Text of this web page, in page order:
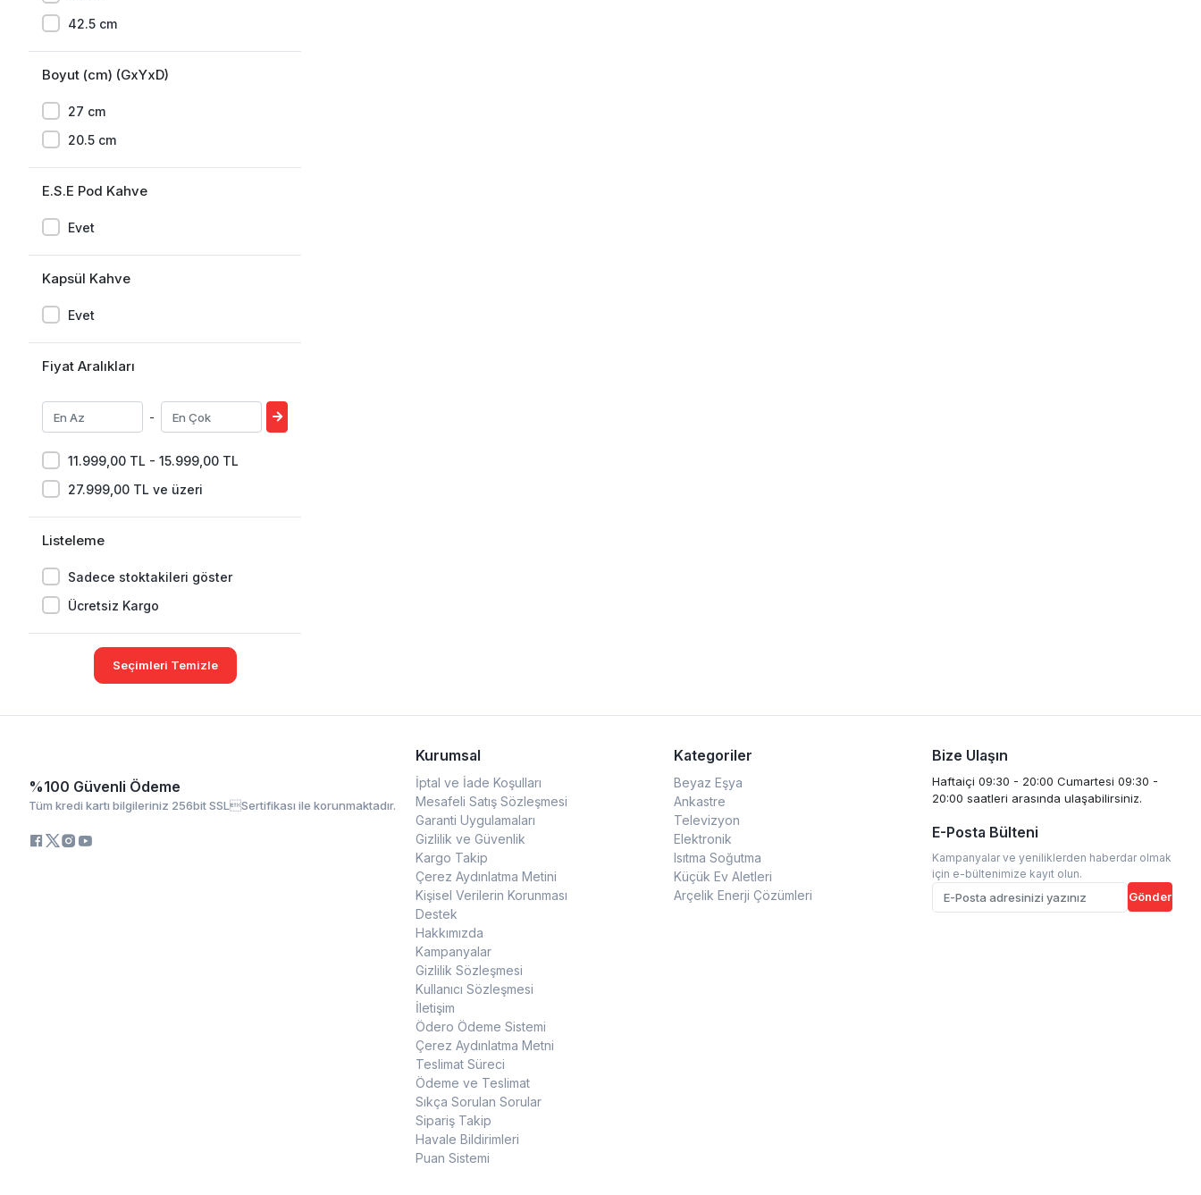
42.5 cm
Boyut (cm) (GxYxD)
27 cm
20.5 cm
E.S.E Pod Kahve
Evet
Kapsül Kahve
Evet
Fiyat Aralıkları
-
11.999,00 TL - 15.999,00 TL
27.999,00 TL ve üzeri
Listeleme
Sadece stoktakileri göster
Ücretsiz Kargo
Seçimleri Temizle
%100 Güvenli Ödeme
Tüm kredi kartı bilgileriniz 256bit SSLSertifikası ile korunmaktadır.
Kurumsal
İptal ve İade Koşulları
Mesafeli Satış Sözleşmesi
Garanti Uygulamaları
Gizlilik ve Güvenlik
Kargo Takip
Çerez Aydınlatma Metini
Kişisel Verilerin Korunması
Destek
Hakkımızda
Kampanyalar
Gizlilik Sözleşmesi
Kullanıcı Sözleşmesi
İletişim
Ödero Ödeme Sistemi
Çerez Aydınlatma Metni
Teslimat Süreci
Ödeme ve Teslimat
Sıkça Sorulan Sorular
Sipariş Takip
Havale Bildirimleri
Puan Sistemi
Kategoriler
Beyaz Eşya
Ankastre
Televizyon
Elektronik
Isıtma Soğutma
Küçük Ev Aletleri
Arçelik Enerji Çözümleri
Bize Ulaşın
Haftaiçi 09:30 - 20:00 Cumartesi 09:30 -
20:00 saatleri arasında ulaşabilirsiniz.
E-Posta Bülteni
Kampanyalar ve yeniliklerden haberdar olmak
için e-bültenimize kayıt olun.
Gönder